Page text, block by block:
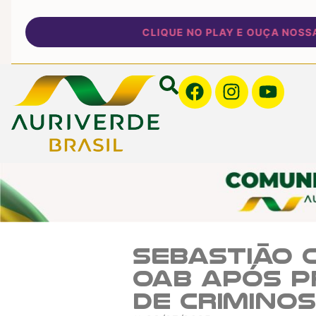
CLIQUE NO PLAY E OUÇA NOSSA
Sebastião
OAB após
de